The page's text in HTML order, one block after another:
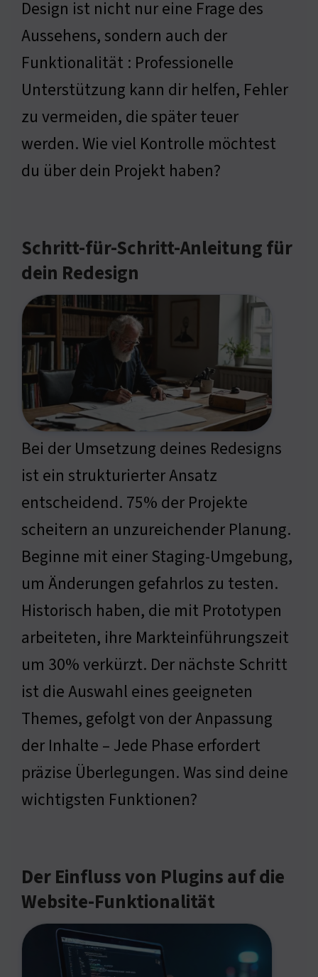
Design ist nicht nur eine Frage des
Aussehens, sondern auch der
Funktionalität : Professionelle
Unterstützung kann dir helfen, Fehler
zu vermeiden, die später teuer
werden. Wie viel Kontrolle möchtest
du über dein Projekt haben?
Schritt-für-Schritt-Anleitung für
dein Redesign
Bei der Umsetzung deines Redesigns
ist ein strukturierter Ansatz
entscheidend. 75% der Projekte
scheitern an unzureichender Planung.
Beginne mit einer Staging-Umgebung,
um Änderungen gefahrlos zu testen.
Historisch haben, die mit Prototypen
arbeiteten, ihre Markteinführungszeit
um 30% verkürzt. Der nächste Schritt
ist die Auswahl eines geeigneten
Themes, gefolgt von der Anpassung
der Inhalte – Jede Phase erfordert
präzise Überlegungen. Was sind deine
wichtigsten Funktionen?
Der Einfluss von Plugins auf die
Website-Funktionalität